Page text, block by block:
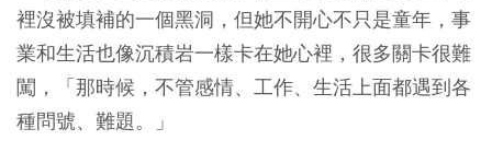
裡沒被填補的一個黑洞，但她不開心不只是童年，事
業和生活也像沉積岩一樣卡在她心裡，很多關卡很難
闖，「那時候，不管感情、工作、生活上面都遇到各
種問號、難題。」